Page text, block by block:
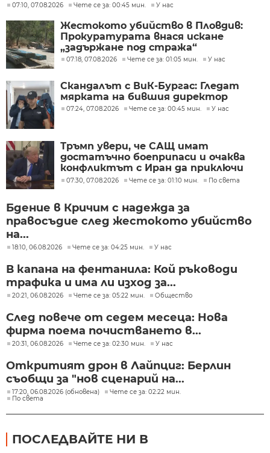
07:10, 07.08.2026 Чете се за: 00:45 мин. У нас
Жестокото убийство в Пловдив:
Прокуратурата внася искане
„задържане под стража“
07:18, 07.08.2026 Чете се за: 01:05 мин. У нас
Скандалът с ВиК-Бургас: Гледат
мярката на бившия директор
07:24, 07.08.2026 Чете се за: 00:45 мин. У нас
Тръмп увери, че САЩ имат
достатъчно боеприпаси и очаква
конфликтът с Иран да приключи
скоро
07:30, 07.08.2026 Чете се за: 01:10 мин. По света
Бдение в Кричим с надежда за
правосъдие след жестокото убийство
на...
18:10, 06.08.2026 Чете се за: 04:25 мин. У нас
В капана на фентанила: Кой ръководи
трафика и има ли изход за...
20:21, 06.08.2026 Чете се за: 05:22 мин. Общество
След повече от седем месеца: Нова
фирма поема почистването в...
20:31, 06.08.2026 Чете се за: 02:30 мин. У нас
Откритият дрон в Лайпциг: Берлин
съобщи за "нов сценарий на...
17:20, 06.08.2026 (обновена)
Чете се за: 02:22 мин.
По света
ПОСЛЕДВАЙТЕ НИ В